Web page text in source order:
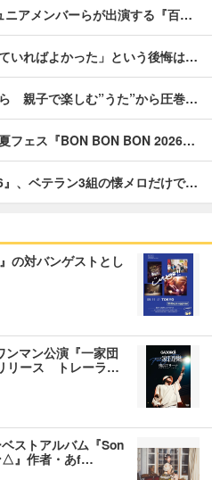
ニアメンバーらが出演する『百…
いればよかった」という後悔は…
親子で楽しむ”うた”から圧巻…
フェス『BON BON BON 2026…
』、ベテラン3組の懐メロだけで…
の対バンゲストとし
マン公演『一家団
リース トレーラ…
ストアルバム『Son
△』作者・あf…